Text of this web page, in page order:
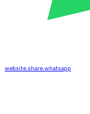
website.share.whatsapp